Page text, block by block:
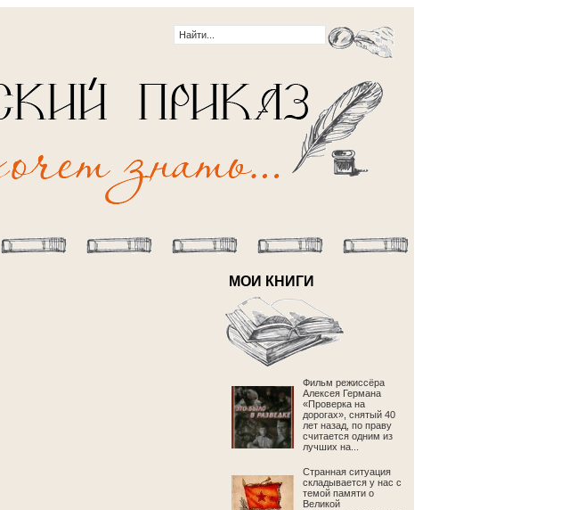
МОИ КНИГИ
Фильм режиссёра
Алексея Германа
«Проверка на
дорогах», снятый 40
лет назад, по праву
считается одним из
лучших на...
Странная ситуация
складывается у нас с
темой памяти о
Великой